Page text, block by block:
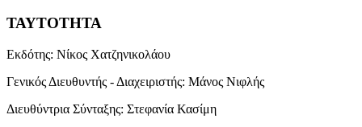
ΤΑΥΤΟΤΗΤΑ
Εκδότης: Νίκος Χατζηνικολάου
Γενικός Διευθυντής - Διαχειριστής: Μάνος Νιφλής
Διευθύντρια Σύνταξης: Στεφανία Κασίμη